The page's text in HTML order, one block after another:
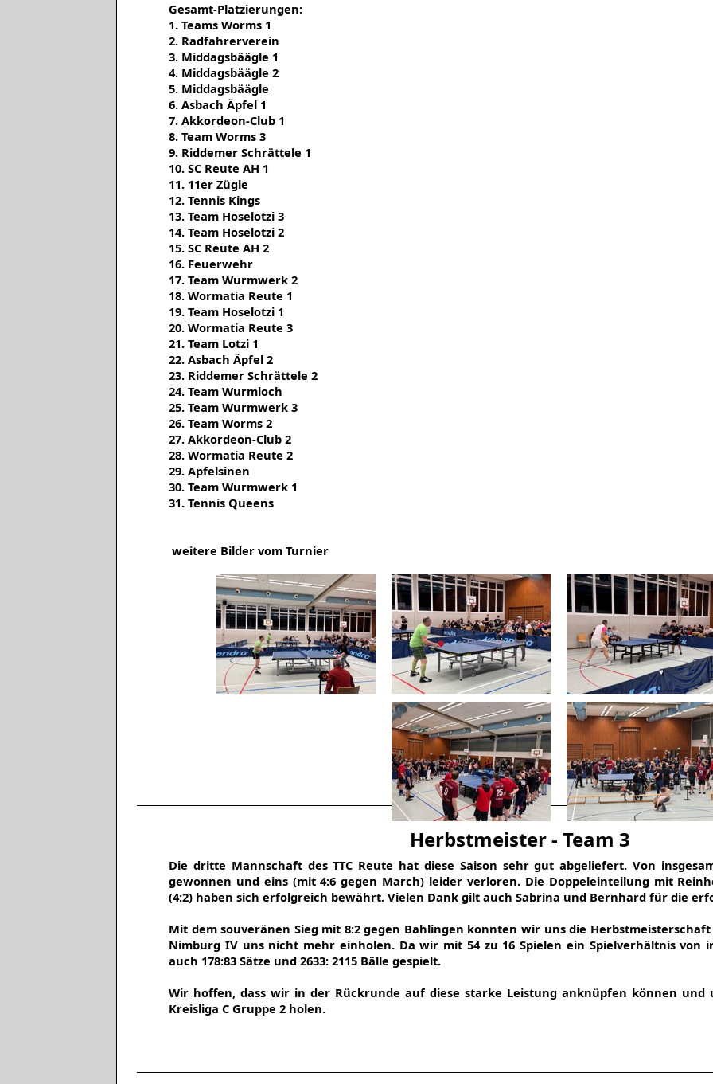
Gesamt-Platzierungen:
1. Teams Worms 1
2. Radfahrerverein
3. Middagsbäägle 1
4. Middagsbäägle 2
5. Middagsbäägle
6. Asbach Äpfel 1
7. Akkordeon-Club 1
8. Team Worms 3
9. Riddemer Schrättele 1
10. SC Reute AH 1
11. 11er Zügle
12. Tennis Kings
13. Team Hoselotzi 3
14. Team Hoselotzi 2
15. SC Reute AH 2
16. Feuerwehr
17. Team Wurmwerk 2
18. Wormatia Reute 1
19. Team Hoselotzi 1
20. Wormatia Reute 3
21. Team Lotzi 1
22. Asbach Äpfel 2
23. Riddemer Schrättele 2
24. Team Wurmloch
25. Team Wurmwerk 3
26. Team Worms 2
27. Akkordeon-Club 2
28. Wormatia Reute 2
29. Apfelsinen
30. Team Wurmwerk 1
31. Tennis Queens
weitere Bilder vom Turnier
Herbstmeister - Team 3
Die dritte Mannschaft des TTC Reute hat diese Saison sehr gut abgeliefert. Von
gewonnen und eins (mit 4:6 gegen March) leider verloren. Die Doppeleinteilung mit
(4:2) haben sich erfolgreich bewährt. Vielen Dank gilt auch Sabrina und Bernhard für die
Mit dem souveränen Sieg mit 8:2 gegen Bahlingen konnten wir uns die
Nimburg IV uns nicht mehr einholen. Da wir mit 54 zu 16 Spielen ein Spielverhältnis von
auch 178:83 Sätze und 2633: 2115 Bälle gespielt.
Wir hoffen, dass wir in der Rückrunde auf diese starke Leistung anknüpfen können und
Kreisliga C Gruppe 2 holen.